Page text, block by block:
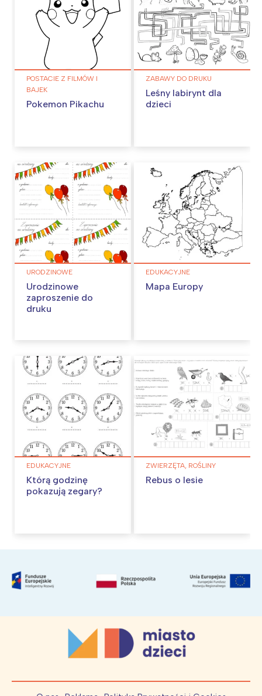
POSTACIE Z FILMÓW I
BAJEK
Pokemon Pikachu
ZABAWY DO DRUKU
Leśny labirynt dla
dzieci
URODZINOWE
Urodzinowe
zaproszenie do
druku
EDUKACYJNE
Mapa Europy
EDUKACYJNE
Którą godzinę
pokazują zegary?
ZWIERZĘTA, ROŚLINY
Rebus o lesie